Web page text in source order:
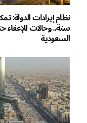
سنة.. وحالات للإعفاء
السعودية